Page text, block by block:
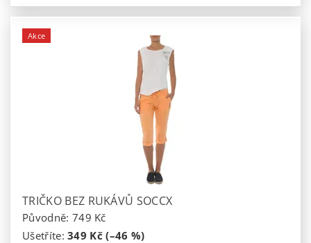
Akce
TRIČKO BEZ RUKÁVŮ SOCCX
Původně: 749 Kč
Ušetříte:349 Kč (–46 %)